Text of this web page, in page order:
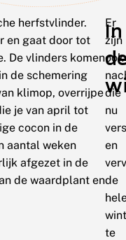
herfstvlinder.
en gaat door tot
De vlinders komen
de schemering
klimop, overrijpe
je van april tot
cocon in de
aantal weken
afgezet in de
de waardplant en
In
Er
zijn
ook
die
nu
en
de
te